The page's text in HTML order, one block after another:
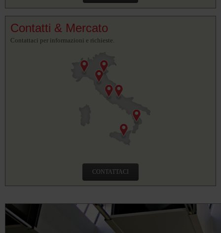
Contatti & Mercato
Contattaci per informazioni e richieste.
CONTATTACI